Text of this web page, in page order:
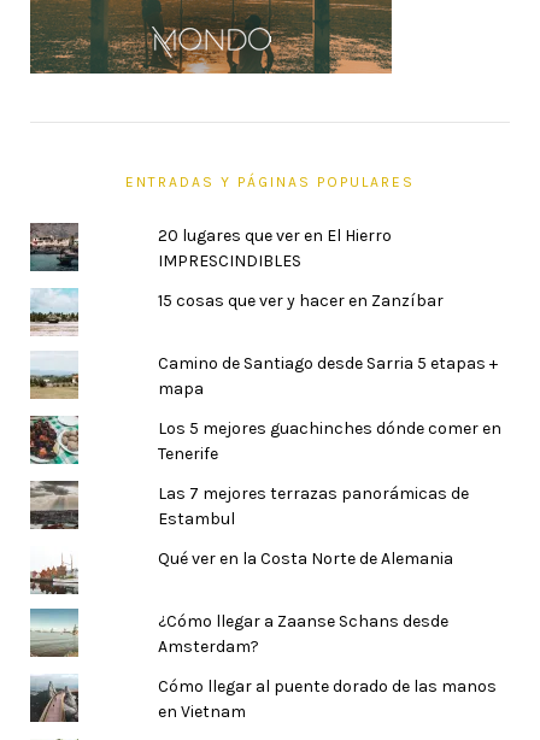
ENTRADAS Y PÁGINAS POPULARES
20 lugares que ver en El Hierro
IMPRESCINDIBLES
15 cosas que ver y hacer en Zanzíbar
Camino de Santiago desde Sarria 5 etapas +
mapa
Los 5 mejores guachinches dónde comer en
Tenerife
Las 7 mejores terrazas panorámicas de
Estambul
Qué ver en la Costa Norte de Alemania
¿Cómo llegar a Zaanse Schans desde
Amsterdam?
Cómo llegar al puente dorado de las manos
en Vietnam